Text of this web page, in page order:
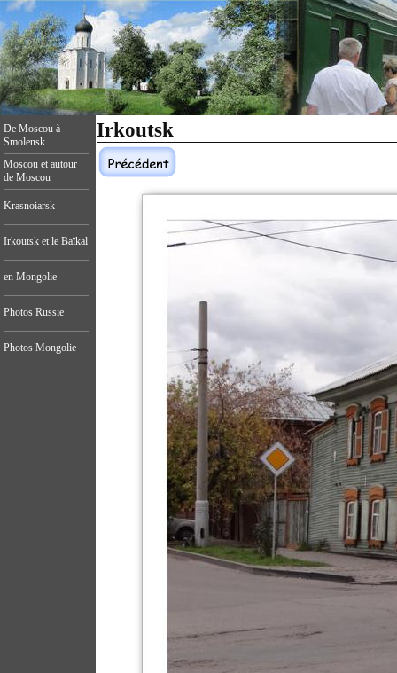
De Moscou à
Smolensk
Moscou et autour
de Moscou
Krasnoiarsk
Irkoutsk et le Baïkal
en Mongolie
Photos Russie
Photos Mongolie
Irkoutsk